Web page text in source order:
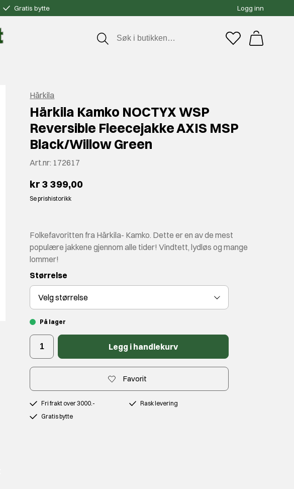
Gratis bytte Logg inn
Härkila
Härkila Kamko NOCTYX WSP
Reversible Fleecejakke AXIS MSP
Black/Willow Green
Art.nr: 172617
kr 3 399,00
Se prishistorikk
Folkefavoritten fra Härkila- Kamko. Dette er en av de mest
populære jakkene gjennom alle tider! Vindtett, lydløs og mange
lommer!
Størrelse
Velgstørrelse
På lager
Legg i handlekurv
Favorit
Fri frakt over 3000.-
Rask levering
Gratis bytte